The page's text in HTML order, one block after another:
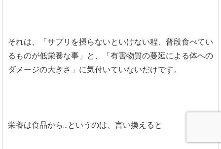
それは、「サプリを摂らないといけない程、普段食べてい
るものが低栄養な事」と、「有害物質の蔓延による体への
ダメージの大きさ」に気付いていないだけです。
栄養は食品から...というのは、言い換えると